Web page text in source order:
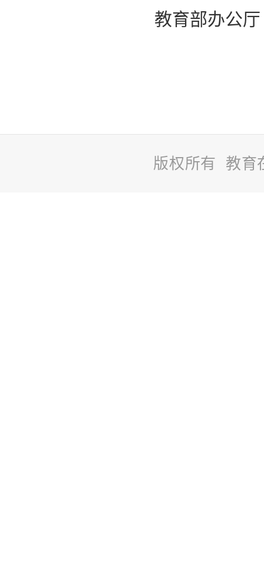
教育部办公厅
版权所有 教育